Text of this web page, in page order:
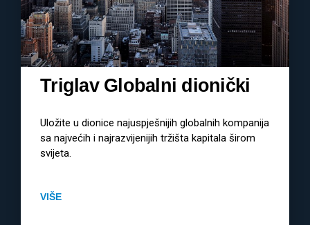
Triglav Globalni dionički
Uložite u dionice najuspješnijih globalnih kompanija
sa najvećih i najrazvijenijih tržišta kapitala širom
svijeta.
VIŠE